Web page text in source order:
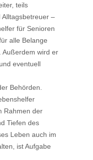
teils
Alltagsbetreuer –
für Senioren
alle Belange
Außerdem wird er
eventuell
Behörden.
Rahmen der
Tiefen des
Leben auch im
ist Aufgabe